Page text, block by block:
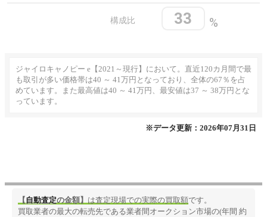
%
33
構成比
ジャイロキャノピー e【2021～現行】において。直近120カ月間で最
も取引が多い価格帯は40 ～ 41万円となっており、全体の67％を占
めています。また最高値は40 ～ 41万円、最安値は37 ～ 38万円とな
っています。
※データ更新：2026年07月31日
【 自動査定の金額】 は査定現場での実際の買取額です。
買取業者の最大の転売先である業者間オークション市場の(年間 約